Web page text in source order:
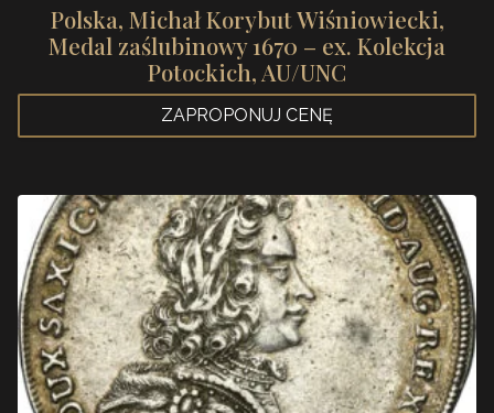
Polska, Michał Korybut Wiśniowiecki,
Medal zaślubinowy 1670 – ex. Kolekcja
Potockich, AU/UNC
ZAPROPONUJ CENĘ